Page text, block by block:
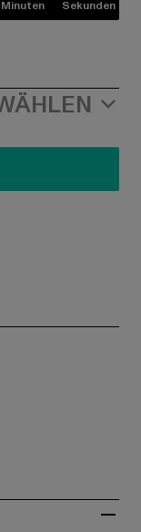
Minuten Sekunden